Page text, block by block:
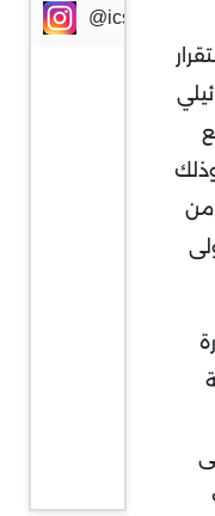
من
@icssresearch